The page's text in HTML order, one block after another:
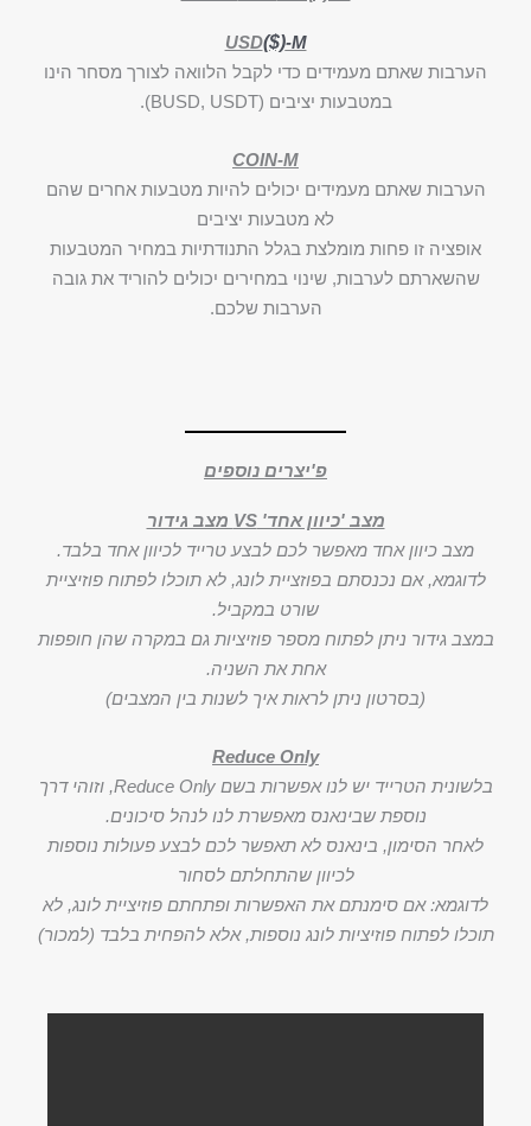
USD($)-M
הערבות שאתם מעמידים כדי לקבל הלוואה לצורך מסחר הינו
במטבעות יציבים (BUSD, USDT).
COIN-M
הערבות שאתם מעמידים יכולים להיות מטבעות אחרים שהם
לא מטבעות יציבים
אופציה זו פחות מומלצת בגלל התנודתיות במחיר המטבעות
שהשארתם לערבות, שינוי במחירים יכולים להוריד את גובה
הערבות שלכם.
פ'יצרים נוספים
מצב 'כיוון אחד' VS מצב גידור
מצב כיוון אחד מאפשר לכם לבצע טרייד לכיוון אחד בלבד.
לדוגמא, אם נכנסתם בפוזציית לונג, לא תוכלו לפתוח פוזיציית
שורט במקביל.
במצב גידור ניתן לפתוח מספר פוזיציות גם במקרה שהן חופפות
אחת את השניה.
(בסרטון ניתן לראות איך לשנות בין המצבים)
Reduce Only
בלשונית הטרייד יש לנו אפשרות בשם Reduce Only, וזוהי דרך
נוספת שבינאנס מאפשרת לנו לנהל סיכונים.
לאחר הסימון, בינאנס לא תאפשר לכם לבצע פעולות נוספות
לכיוון שהתחלתם לסחור
לדוגמא: אם סימנתם את האפשרות ופתחתם פוזיציית לונג, לא
תוכלו לפתוח פוזיציות לונג נוספות, אלא להפחית בלבד (למכור)